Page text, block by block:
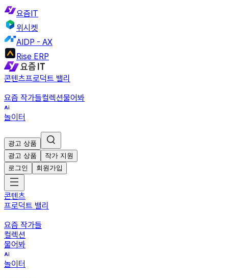
요즘IT
위시켓
AIDP - AX
Rise ERP
콘텐츠프로덕트 밸리
요즘 작가들컬렉션물어봐
놀이터
광고 상품
광고 상품
작가 지원
로그인
회원가입
콘텐츠
프로덕트 밸리
요즘 작가들
컬렉션
물어봐
놀이터